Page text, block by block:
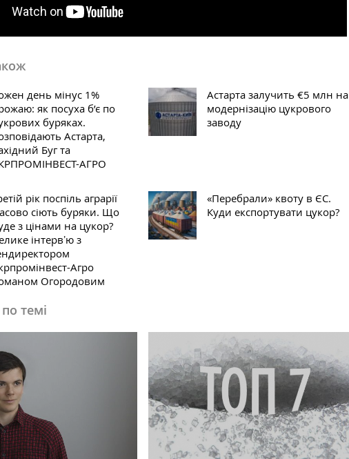
день мінус 1%
як посуха б’є по
буряках.
Астарта,
Буг та
АГРО
Астарта залучить €5 млн на
модернізацію цукрового
заводу
рік поспіль аграрії
сіють буряки. Що
з цінами на цукор?
інтервʼю з
Агро
Огородовим
«Перебрали» квоту в ЄС.
Куди експортувати цукор?
темі